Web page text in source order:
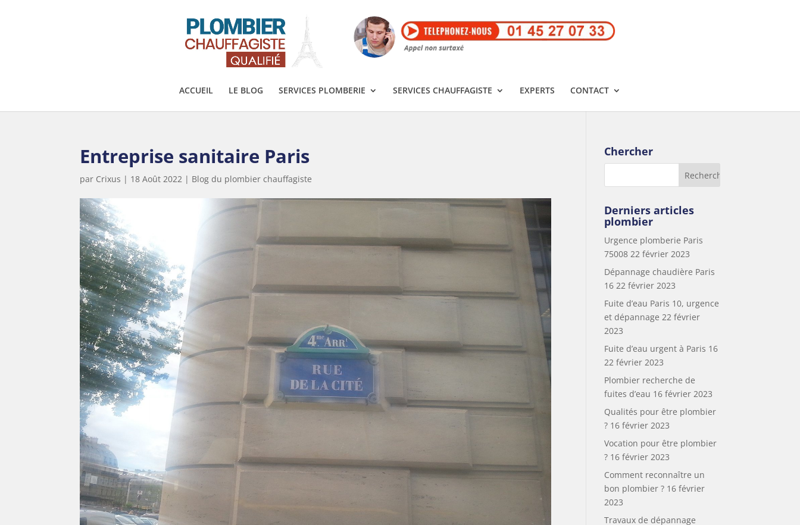
ACCUEIL LE BLOG SERVICES PLOMBERIE SERVICES CHAUFFAGISTE EXPERTS CONTACT
Entreprise sanitaire Paris
par Crixus | 18 Août 2022 | Blog du plombier chauffagiste
Chercher
Derniers articles
plombier
Urgence plomberie Paris
75008 22 février 2023
Dépannage chaudière Paris
16 22 février 2023
Fuite d’eau Paris 10, urgence
et dépannage 22 février
2023
Fuite d’eau urgent à Paris 16
22 février 2023
Plombier recherche de
fuites d’eau 16 février 2023
Qualités pour être plombier
? 16 février 2023
Vocation pour être plombier
? 16 février 2023
Comment reconnaître un
bon plombier ? 16 février
2023
Travaux de dépannage